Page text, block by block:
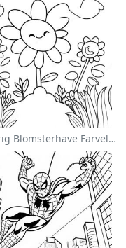
Farverig Blomsterhave Farvelægningsside